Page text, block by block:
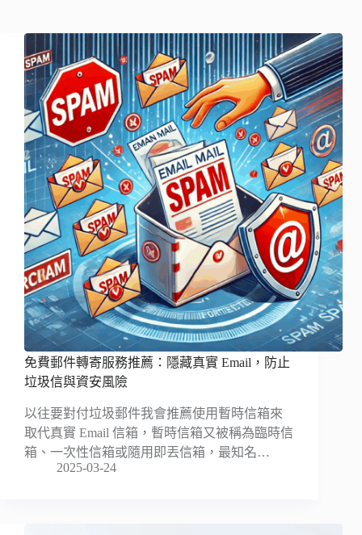
免費郵件轉寄服務推薦：隱藏真實 Email，防止
垃圾信與資安風險
以往要對付垃圾郵件我會推薦使用暫時信箱來
取代真實 Email 信箱，暫時信箱又被稱為臨時信
箱、一次性信箱或隨用即丟信箱，最知名…
2025-03-24